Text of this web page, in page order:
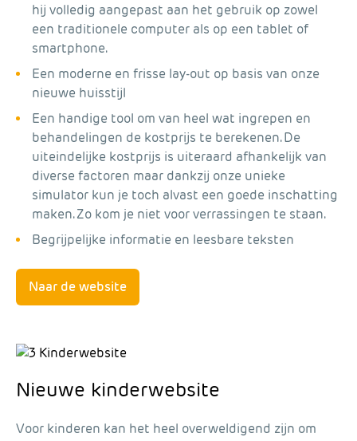
hij volledig aangepast aan het gebruik op zowel
een traditionele computer als op een tablet of
smartphone.
Een moderne en frisse lay-out op basis van onze
nieuwe huisstijl
Een handige tool om van heel wat ingrepen en
behandelingen de kostprijs te berekenen. De
uiteindelijke kostprijs is uiteraard afhankelijk van
diverse factoren maar dankzij onze unieke
simulator kun je toch alvast een goede inschatting
maken. Zo kom je niet voor verrassingen te staan.
Begrijpelijke informatie en leesbare teksten
Naar de website
Nieuwe kinderwebsite
Voor kinderen kan het heel overweldigend zijn om